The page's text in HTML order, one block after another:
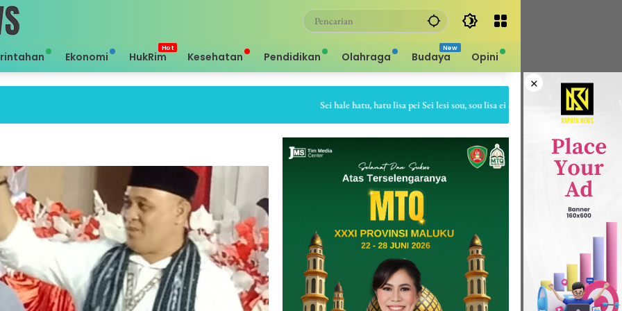
Ekonomi HukRim Kesehatan Pendidikan Olahraga Budaya Opini
×
Sei hale hatu, hatu lisa pei Sei lesi sou, sou lisa ei Sapa bale batu, batu gepe dia Sapa